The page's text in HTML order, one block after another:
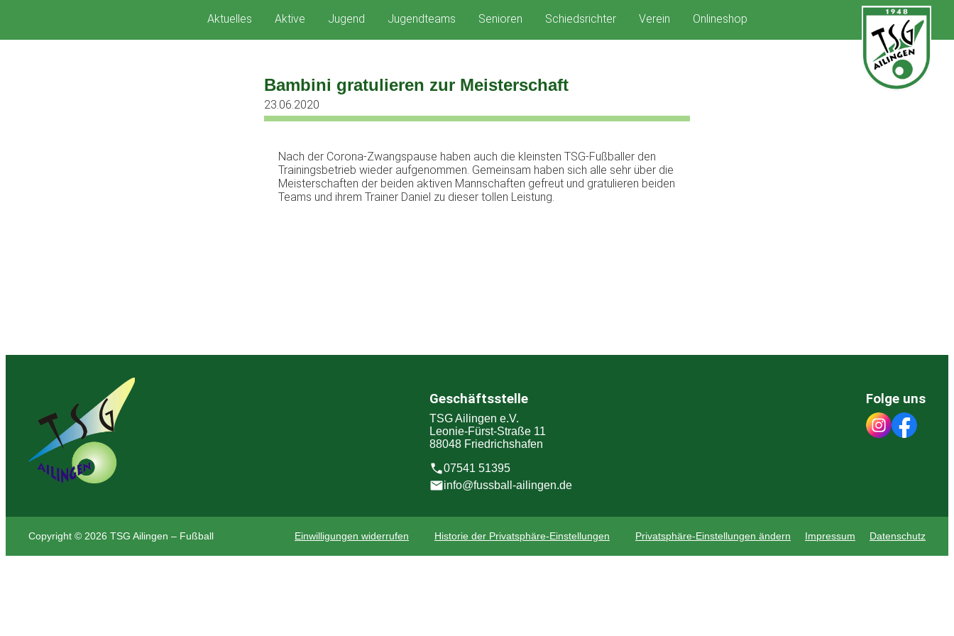
springen
Aktuelles Aktive Jugend Jugendteams Senioren Schiedsrichter Verein Onlineshop
Bambini gratulieren zur Meisterschaft
23.06.2020
Nach der Corona-Zwangspause haben auch die kleinsten TSG-Fußballer den
Trainingsbetrieb wieder aufgenommen. Gemeinsam haben sich alle sehr über die
Meisterschaften der beiden aktiven Mannschaften gefreut und gratulieren beiden
Teams und ihrem Trainer Daniel zu dieser tollen Leistung.
Geschäftsstelle
TSG Ailingen e.V.
Leonie-Fürst-Straße 11
88048 Friedrichshafen
07541 51395
info@fussball-ailingen.de
Folge uns
Copyright © 2026 TSG Ailingen – Fußball Einwilligungen widerrufen Historie der Privatsphäre-Einstellungen Privatsphäre-Einstellungen ändern Impressum Datenschutz